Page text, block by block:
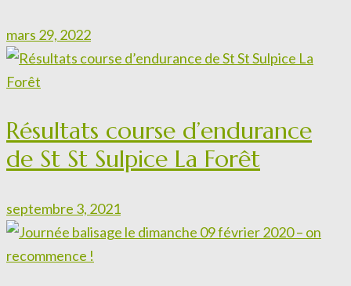
mars 29, 2022
Résultats course d’endurance
de St St Sulpice La Forêt
septembre 3, 2021